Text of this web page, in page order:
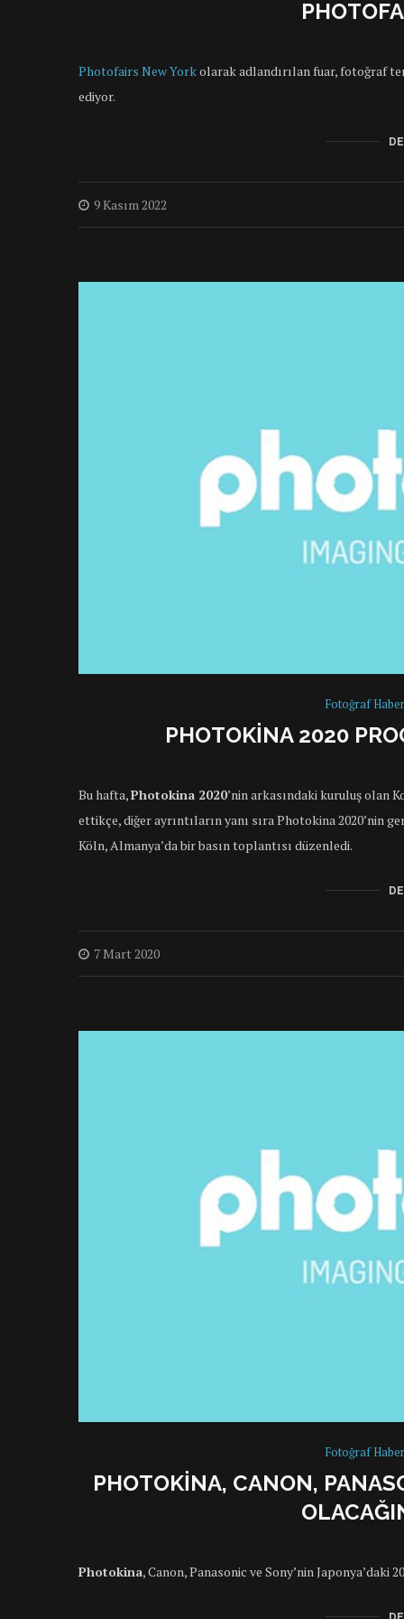
Photofairs New Yorkolarak adlandırılan fuar, fotoğraf
ediyor.
9 Kasım 2022
Fotoğraf
PHOTOKINA 2020
Bu hafta,Photokina 2020’nin arkasındaki kuruluş olan
ettikçe, diğer ayrıntıların yanı sıra Photokina 2020’nin
Köln, Almanya’da bir basın toplantısı düzenledi.
7 Mart 2020
Fotoğraf
PHOTOKINA, CANON,
Photokina, Canon, Panasonic ve Sony’nin Japonya’daki